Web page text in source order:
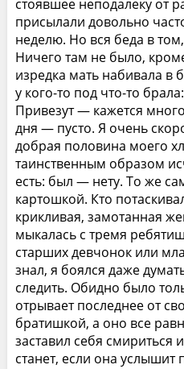
стоявшее неподалеку от
присылали довольно
неделю. Но вся беда в
Ничего там не было,
изредка мать набивала в
у кого-то под что-то
Привезут — кажется
дня — пусто. Я очень
добрая половина моего
таинственным образом
есть: был — нету. То же
картошкой. Кто
крикливая, замотанная
мыкалась с тремя
старших девчонок или
знал, я боялся даже
следить. Обидно было
отрывает последнее от
братишкой, а оно все
заставил себя смириться
станет, если она услышит